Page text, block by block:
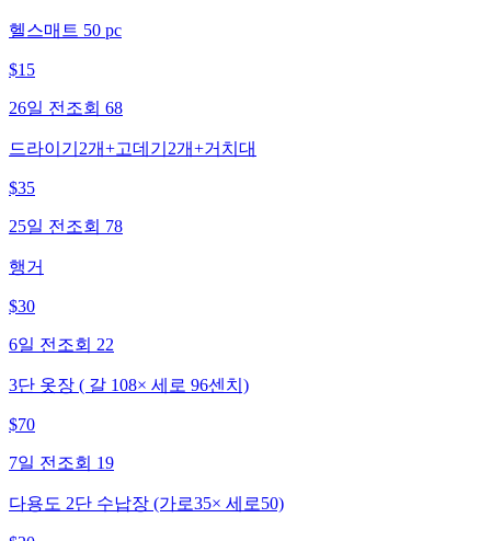
헬스매트 50 pc
$15
26일 전 조회 68
드라이기2개+고데기2개+거치대
$35
25일 전 조회 78
행거
$30
6일 전 조회 22
3단 옷장 ( 갈 108× 세로 96센치)
$70
7일 전 조회 19
다용도 2단 수납장 (가로35× 세로50)